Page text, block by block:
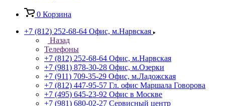
0 Корзина
+7 (812) 252-68-64 Офис, м.Нарвская
Назад
Телефоны
+7 (812) 252-68-64 Офис, м.Нарвская
+7 (981) 878-30-28 Офис, м.Озерки
+7 (911) 709-35-29 Офис, м.Ладожская
+7 (812) 447-95-57 Гл. офис Маршала Говорова
+7 (495) 645-23-92 Офис в Москве
+7 (981) 680-02-27 Сервисный центр